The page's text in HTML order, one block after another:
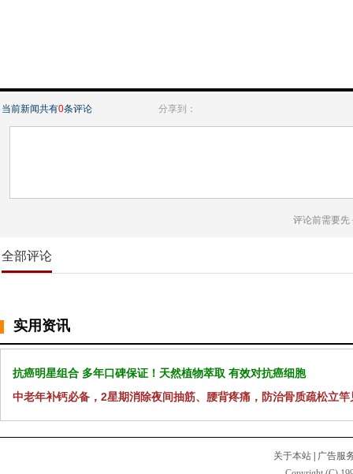
当前新闻共有0条评论 分享到：
评论前需要先
全部评论
实用资讯
抗癌明星组合 多年口碑保证！天然植物萃取 有效对抗癌细胞
中老年补钙必备，2星期消除夜间抽筋、腰背疼痛，防治骨质疏松立竿
关于本站
广告服